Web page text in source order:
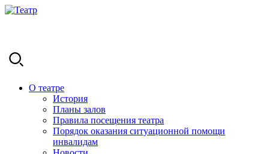
О театре
История
Планы залов
Правила посещения театра
Порядок оказания ситуационной помощи
инвалидам